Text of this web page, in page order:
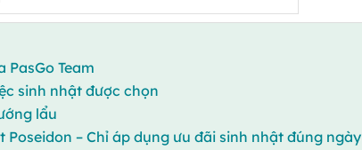
PasGo Team
sinh nhật được chọn
lẩu
Poseidon – Chỉ áp dụng ưu đãi sinh nhật đúng ngày